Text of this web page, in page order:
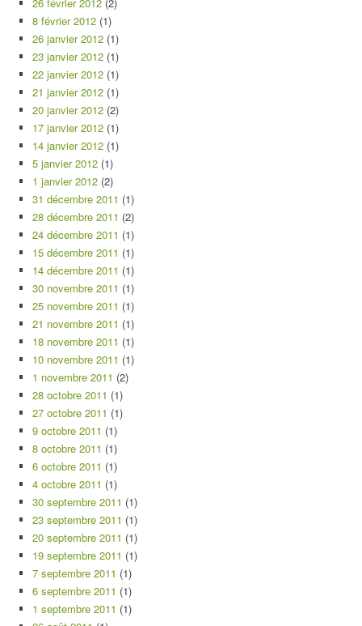
8 février 2012 (1)
26 janvier 2012 (1)
23 janvier 2012 (1)
22 janvier 2012 (1)
21 janvier 2012 (1)
20 janvier 2012 (2)
17 janvier 2012 (1)
14 janvier 2012 (1)
5 janvier 2012 (1)
1 janvier 2012 (2)
31 décembre 2011 (1)
28 décembre 2011 (2)
24 décembre 2011 (1)
15 décembre 2011 (1)
14 décembre 2011 (1)
30 novembre 2011 (1)
25 novembre 2011 (1)
21 novembre 2011 (1)
18 novembre 2011 (1)
10 novembre 2011 (1)
1 novembre 2011 (2)
28 octobre 2011 (1)
27 octobre 2011 (1)
9 octobre 2011 (1)
8 octobre 2011 (1)
6 octobre 2011 (1)
4 octobre 2011 (1)
30 septembre 2011 (1)
23 septembre 2011 (1)
20 septembre 2011 (1)
19 septembre 2011 (1)
7 septembre 2011 (1)
6 septembre 2011 (1)
1 septembre 2011 (1)